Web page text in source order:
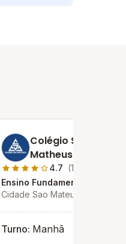
Colégio São
Matheus
4.7 (11)
Ensino Fundamental II
Cidade Sao Mateus - São
Turno: Manhã